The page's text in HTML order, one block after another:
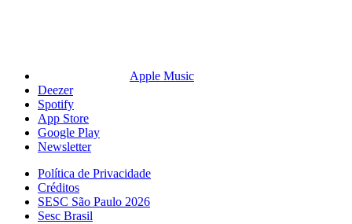
Apple Music
Deezer
Spotify
App Store
Google Play
Newsletter
Política de Privacidade
Créditos
SESC São Paulo 2026
Sesc Brasil